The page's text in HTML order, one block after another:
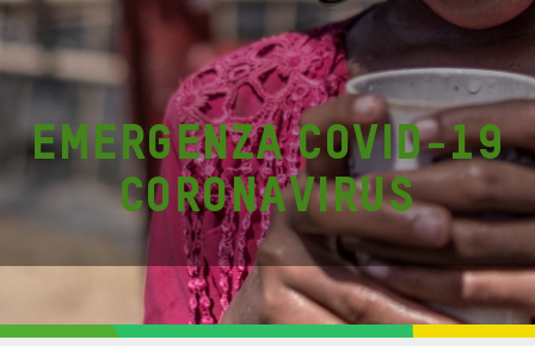
emergenza covid-19
coronavirus